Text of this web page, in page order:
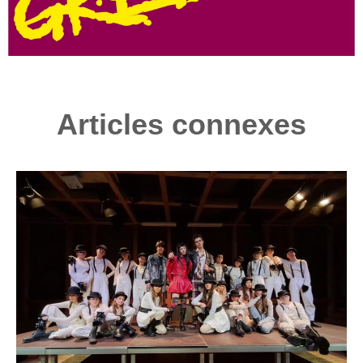
Articles connexes